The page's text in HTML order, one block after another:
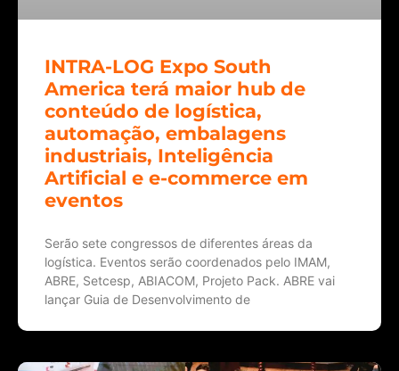
INTRA-LOG Expo South
America terá maior hub de
conteúdo de logística,
automação, embalagens
industriais, Inteligência
Artificial e e-commerce em
eventos
Serão sete congressos de diferentes áreas da
logística. Eventos serão coordenados pelo IMAM,
ABRE, Setcesp, ABIACOM, Projeto Pack. ABRE vai
lançar Guia de Desenvolvimento de